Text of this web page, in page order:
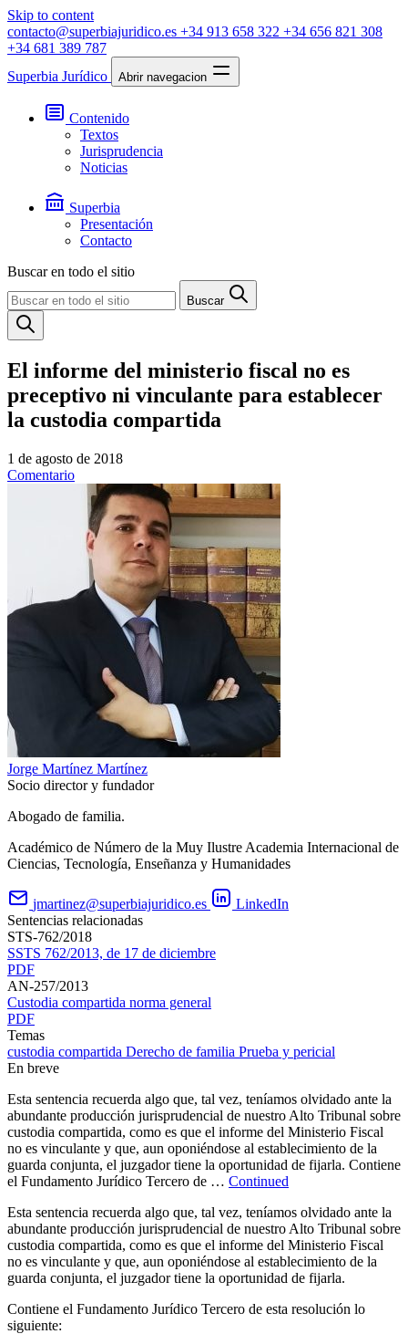
Skip to content
contacto@superbiajuridico.es +34 913 658 322 +34 656 821 308
+34 681 389 787
Superbia Jurídico
Abrir navegacion
Contenido
Textos
Jurisprudencia
Noticias
Superbia
Presentación
Contacto
Buscar en todo el sitio
Buscar
El informe del ministerio fiscal no es
preceptivo ni vinculante para establecer
la custodia compartida
1 de agosto de 2018
Comentario
Jorge Martínez Martínez
Socio director y fundador
Abogado de familia.
Académico de Número de la Muy Ilustre Academia Internacional de
Ciencias, Tecnología, Enseñanza y Humanidades
jmartinez@superbiajuridico.es
LinkedIn
Sentencias relacionadas
STS-762/2018
SSTS 762/2013, de 17 de diciembre
PDF
AN-257/2013
Custodia compartida norma general
PDF
Temas
custodia compartida Derecho de familia Prueba y pericial
En breve
Esta sentencia recuerda algo que, tal vez, teníamos olvidado ante la
abundante producción jurisprudencial de nuestro Alto Tribunal sobre
custodia compartida, como es que el informe del Ministerio Fiscal
no es vinculante y que, aun oponiéndose al establecimiento de la
guarda conjunta, el juzgador tiene la oportunidad de fijarla. Contiene
el Fundamento Jurídico Tercero de … Continued
Esta sentencia recuerda algo que, tal vez, teníamos olvidado ante la
abundante producción jurisprudencial de nuestro Alto Tribunal sobre
custodia compartida, como es que el informe del Ministerio Fiscal
no es vinculante y que, aun oponiéndose al establecimiento de la
guarda conjunta, el juzgador tiene la oportunidad de fijarla.
Contiene el Fundamento Jurídico Tercero de esta resolución lo
siguiente: